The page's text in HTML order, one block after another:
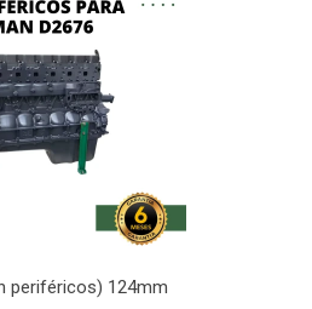
periféricos) 124mm